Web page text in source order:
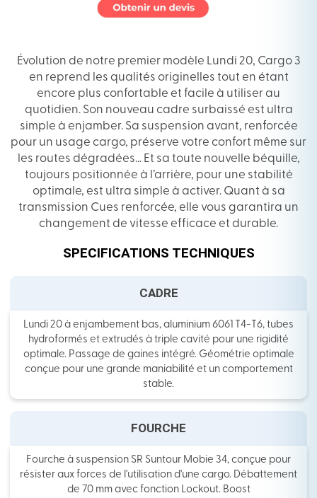
Évolution de notre premier modèle Lundi 20, Cargo 3
en reprend les qualités originelles tout en étant
encore plus confortable et facile à utiliser au
quotidien. Son nouveau cadre surbaissé est ultra
simple à enjamber. Sa suspension avant, renforcée
pour un usage cargo, préserve votre confort même sur
les routes dégradées… Et sa toute nouvelle béquille,
toujours positionnée à l’arrière, pour une stabilité
optimale, est ultra simple à activer. Quant à sa
transmission Cues renforcée, elle vous garantira un
changement de vitesse efficace et durable.
SPECIFICATIONS TECHNIQUES
CADRE
Lundi 20 à enjambement bas, aluminium 6061 T4-T6, tubes
hydroformés et extrudés à triple cavité pour une rigidité
optimale. Passage de gaines intégré. Géométrie optimale
conçue pour une grande maniabilité et un comportement
stable.
FOURCHE
Fourche à suspension SR Suntour Mobie 34, conçue pour
résister aux forces de l'utilisation d'une cargo. Débattement
de 70 mm avec fonction Lockout. Boost